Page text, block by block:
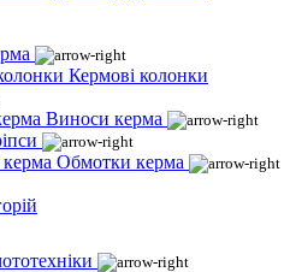
Кермові колонки
Виноси керма
Обмотки керма